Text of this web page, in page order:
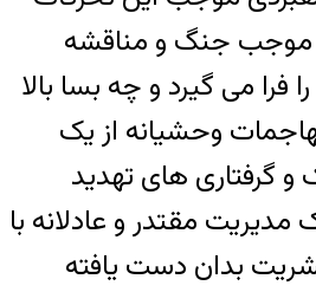
موجب جنگ و مناقشه
می گیرد و چه بسا بالا
وحشیانه از یک
گرفتاری های تهدید
مقتدر و عادلانه با
بدان دست یافته